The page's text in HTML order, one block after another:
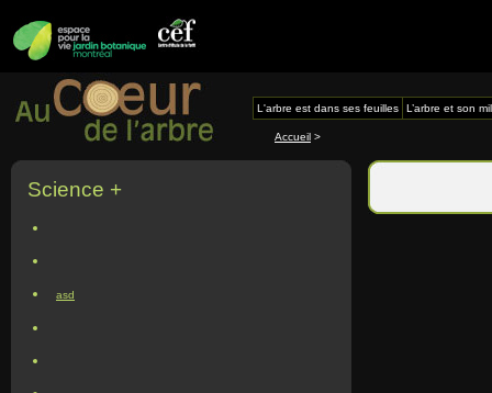
L'arbre est dans ses feuilles L’arbre et son
Accueil >
Science +
asd